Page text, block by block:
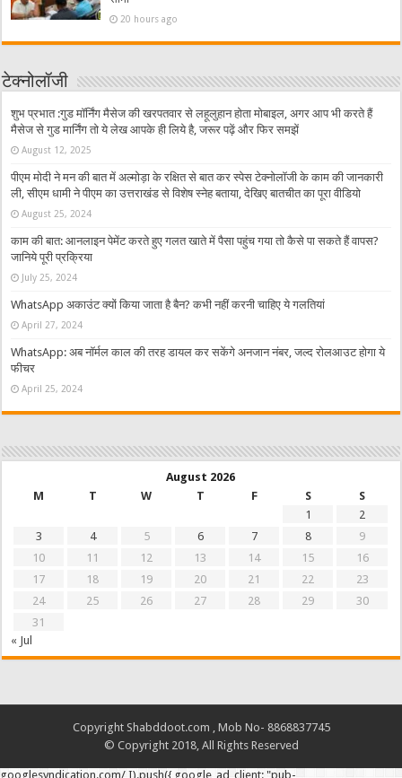
20 hours ago
टेक्नोलॉजी
शुभ प्रभात :गुड मॉर्निंग मैसेज की खरपतवार से लहूलुहान होता मोबाइल, अगर आप भी करते हैं
मैसेज से गुड मार्निंग तो ये लेख आपके ही लिये है, जरूर पढ़ें और फिर समझें
August 12, 2025
पीएम मोदी ने मन की बात में अल्मोड़ा के रक्षित से बात कर स्पेस टेक्नोलॉजी के काम की जानकारी
ली, सीएम धामी ने पीएम का उत्तराखंड से विशेष स्नेह बताया, देखिए बातचीत का पूरा वीडियो
August 25, 2024
काम की बात: आनलाइन पेमेंट करते हुए गलत खाते में पैसा पहुंच गया तो कैसे पा सकते हैं वापस?
जानिये पूरी प्रक्रिया
July 25, 2024
WhatsApp अकाउंट क्यों किया जाता है बैन? कभी नहीं करनी चाहिए ये गलतियां
April 27, 2024
WhatsApp: अब नॉर्मल काल की तरह डायल कर सकेंगे अनजान नंबर, जल्द रोलआउट होगा ये
फीचर
April 25, 2024
August 2026
M
T W T F S
S
1
2
3
4 5 6 7 8
9
10
11 12 13 14 15
16
17
18 19 20 21 22
23
24
25 26 27 28 29
30
31
« Jul
Copyright Shabddoot.com , Mob No- 8868837745
© Copyright 2018, All Rights Reserved
googlesyndication.com/ I).push({ google_ad_client: "pub-